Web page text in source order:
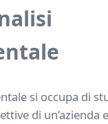
si occupa di
di un’azienda